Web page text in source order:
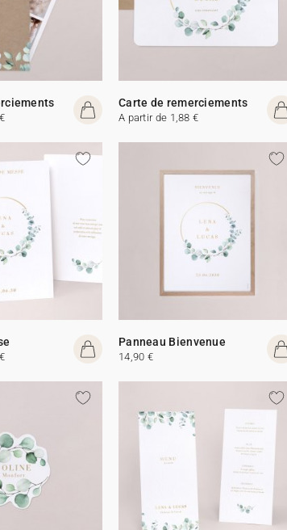
Carte de remerciements
A partir de 1,88 €
Panneau Bienvenue
14,90 €